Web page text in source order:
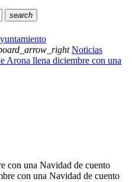
search
Noticias
Arona llena diciembre con una
con una Navidad de cuento